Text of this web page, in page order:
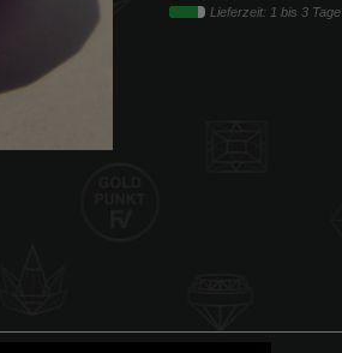
Lieferzeit: 1 bis 3 Tage